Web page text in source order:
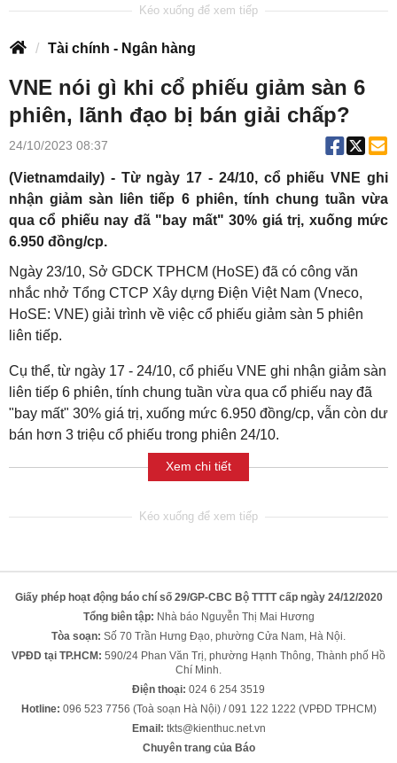
Tài chính - Ngân hàng
VNE nói gì khi cổ phiếu giảm sàn 6
phiên, lãnh đạo bị bán giải chấp?
24/10/2023 08:37
(Vietnamdaily) - Từ ngày 17 - 24/10, cổ phiếu VNE ghi
nhận giảm sàn liên tiếp 6 phiên, tính chung tuần vừa
qua cổ phiếu nay đã "bay mất" 30% giá trị, xuống mức
6.950 đồng/cp.
Ngày 23/10, Sở GDCK TPHCM (HoSE) đã có công văn
nhắc nhở Tổng CTCP Xây dựng Điện Việt Nam (Vneco,
HoSE: VNE) giải trình về việc cổ phiếu giảm sàn 5 phiên
liên tiếp.
Cụ thể, từ ngày 17 - 24/10, cổ phiếu VNE ghi nhận giảm sàn
liên tiếp 6 phiên, tính chung tuần vừa qua cổ phiếu nay đã
"bay mất" 30% giá trị, xuống mức 6.950 đồng/cp, vẫn còn dư
bán hơn 3 triệu cổ phiếu trong phiên 24/10.
Xem chi tiết
Giấy phép hoạt động báo chí số 29/GP-CBC Bộ TTTT cấp ngày 24/12/2020
Tổng biên tập: Nhà báo Nguyễn Thị Mai Hương
Tòa soạn: Số 70 Trần Hưng Đạo, phường Cửa Nam, Hà Nội.
VPĐD tại TP.HCM: 590/24 Phan Văn Trị, phường Hạnh Thông, Thành phố Hồ
Chí Minh.
Điện thoại: 024 6 254 3519
Hotline: 096 523 7756 (Toà soạn Hà Nội) / 091 122 1222 (VPĐD TPHCM)
Email: tkts@kienthuc.net.vn
Chuyên trang của Báo